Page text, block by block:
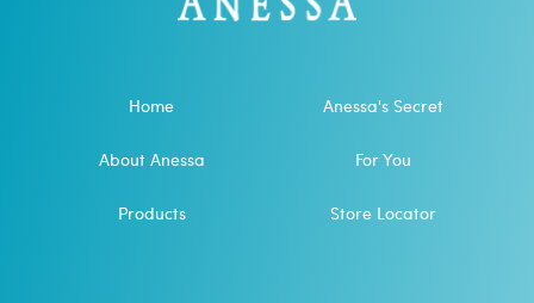
Home
About Anessa
Products
Anessa's Secret
For You
Store Locator